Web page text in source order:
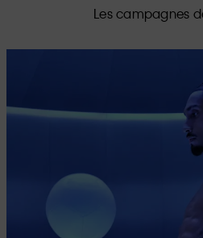
Les campagnes